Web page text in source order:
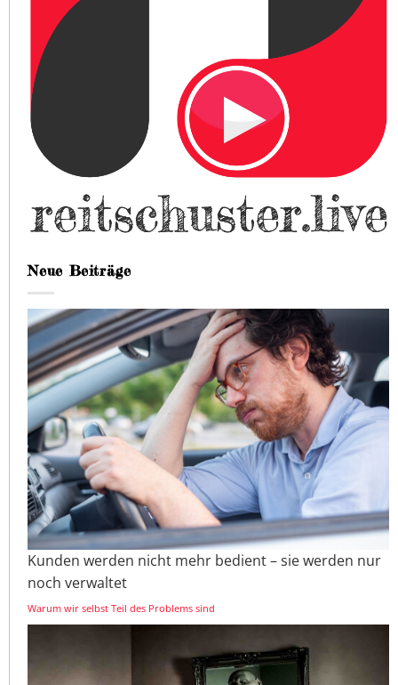
Neue Beiträge
Kunden werden nicht mehr bedient – sie werden nur
noch verwaltet
Warum wir selbst Teil des Problems sind